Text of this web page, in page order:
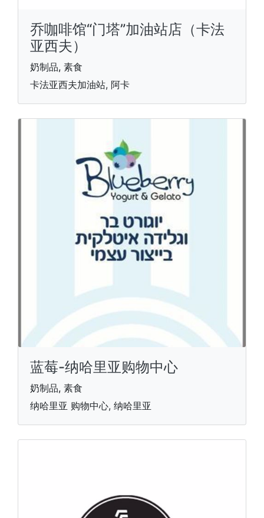
乔咖啡馆“门塔”加油站店（卡法
亚西夫）
奶制品, 素食
卡法亚西夫加油站, 阿卡
蓝莓-纳哈里亚购物中心
奶制品, 素食
纳哈里亚 购物中心, 纳哈里亚